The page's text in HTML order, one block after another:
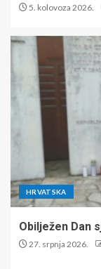
5. kolovoza 2026.
HRVATSKA
Obilježen Dan
27. srpnja 2026.